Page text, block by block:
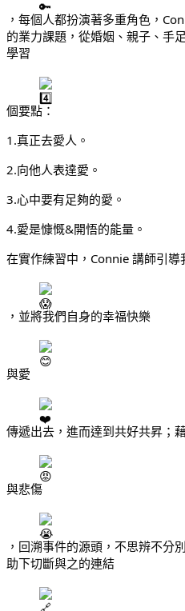
，每個人都扮演著多重角色，
的業力課題，從婚姻、親子、手
學習
個要點：
1.真正去愛人。
2.向他人表達愛。
3.心中要有足夠的愛。
4.愛是慷慨&開悟的能量。
在實作練習中，Connie 講師引導
，並將我們自身的幸福快樂
與愛
傳遞出去，進而達到共好共昇；
與悲傷
，回溯事件的源頭，不思辨不分
助下切斷與之的連結